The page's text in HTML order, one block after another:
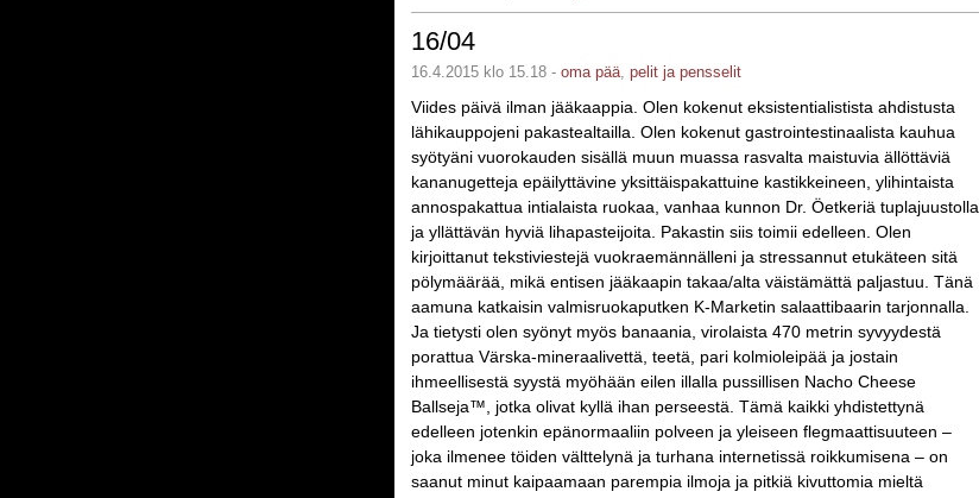
16/04
16.4.2015 klo 15.18 - oma pää, pelit ja pensselit
Viides päivä ilman jääkaappia. Olen kokenut eksistentialistista ahdistusta
lähikauppojeni pakastealtailla. Olen kokenut gastrointestinaalista kauhua
syötyäni vuorokauden sisällä muun muassa rasvalta maistuvia ällöttäviä
kananugetteja epäilyttävine yksittäispakattuine kastikkeineen, ylihintaista
annospakattua intialaista ruokaa, vanhaa kunnon Dr. Öetkeriä tuplajuustolla
ja yllättävän hyviä lihapasteijoita. Pakastin siis toimii edelleen. Olen
kirjoittanut tekstiviestejä vuokraemännälleni ja stressannut etukäteen sitä
pölymäärää, mikä entisen jääkaapin takaa/alta väistämättä paljastuu. Tänä
aamuna katkaisin valmisruokaputken K-Marketin salaattibaarin tarjonnalla.
Ja tietysti olen syönyt myös banaania, virolaista 470 metrin syvyydestä
porattua Värska-mineraalivettä, teetä, pari kolmioleipää ja jostain
ihmeellisestä syystä myöhään eilen illalla pussillisen Nacho Cheese
Ballseja™, jotka olivat kyllä ihan perseestä. Tämä kaikki yhdistettynä
edelleen jotenkin epänormaaliin polveen ja yleiseen flegmaattisuuteen –
joka ilmenee töiden välttelynä ja turhana internetissä roikkumisena – on
saanut minut kaipaamaan parempia ilmoja ja pitkiä kivuttomia mieltä